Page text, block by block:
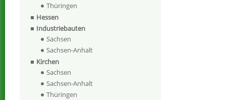
Thüringen
Hessen
Industriebauten
Sachsen
Sachsen-Anhalt
Kirchen
Sachsen
Sachsen-Anhalt
Thüringen